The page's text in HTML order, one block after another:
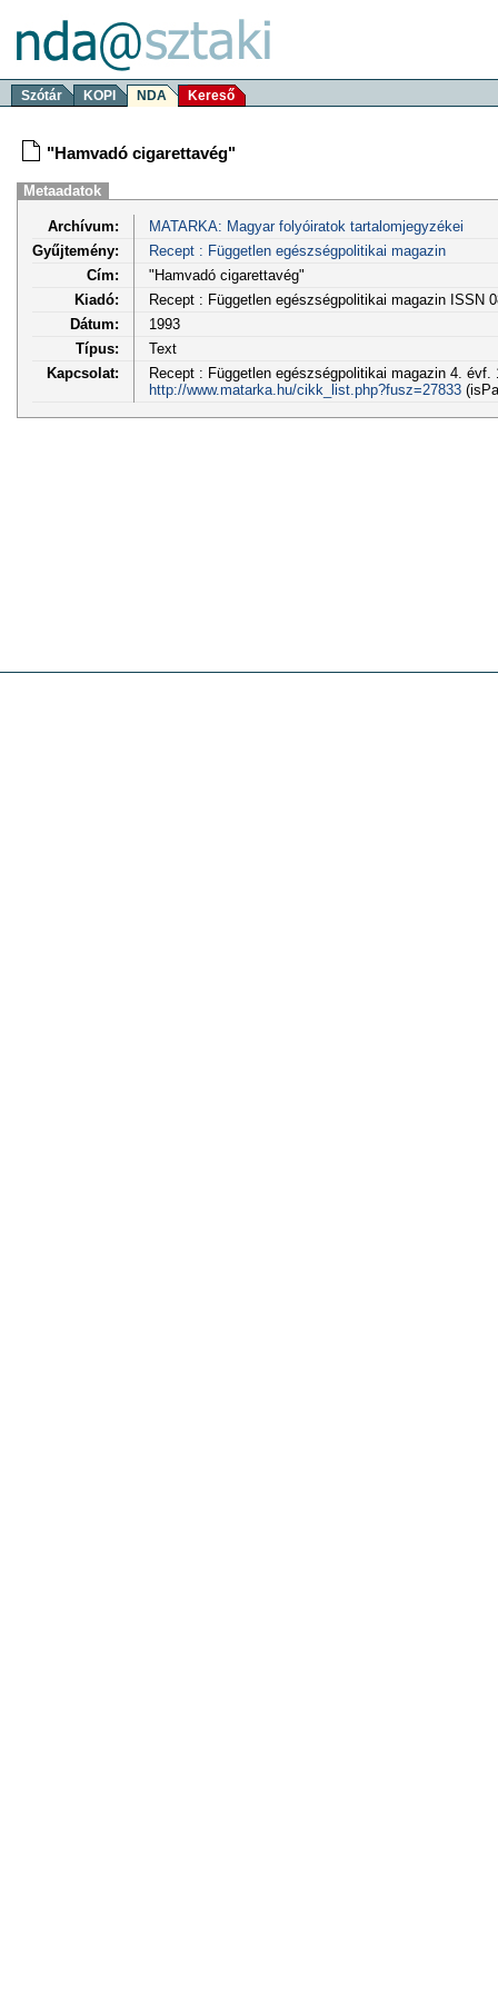
Szótár KOPI NDA Kereső
"Hamvadó cigarettavég"
Metaadatok
Archívum:
MATARKA: Magyar folyóiratok tartalomjegyzékei
Gyűjtemény:
Recept : Független egészségpolitikai magazin
Cím:
"Hamvadó cigarettavég"
Kiadó:
Recept : Független egészségpolitikai magazin ISSN
Dátum:
1993
Típus:
Text
Kapcsolat:
Recept : Független egészségpolitikai magazin 4. évf.
http://www.matarka.hu/cikk_list.php?fusz=27833